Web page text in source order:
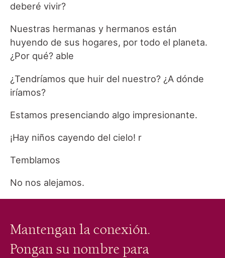
deberé vivir?
Nuestras hermanas y hermanos están
huyendo de sus hogares, por todo el planeta.
¿Por qué? able
¿Tendríamos que huir del nuestro? ¿A dónde
iríamos?
Estamos presenciando algo impresionante.
¡Hay niños cayendo del cielo! r
Temblamos
No nos alejamos.
Mantengan la conexión.
Pongan su nombre para